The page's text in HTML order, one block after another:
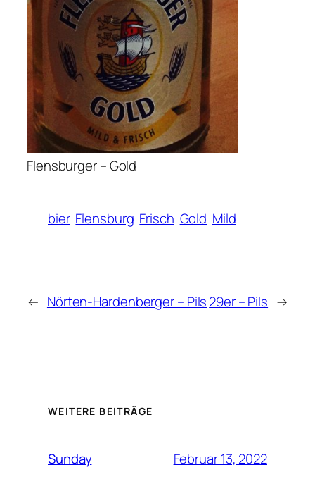
Flensburger – Gold
bier Flensburg Frisch Gold Mild
← Nörten-Hardenberger – Pils29er – Pils →
WEITERE BEITRÄGE
Sunday Februar 13, 2022